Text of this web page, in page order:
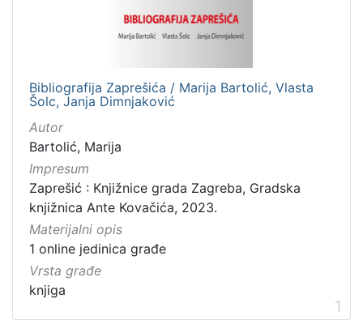
Vrsta
građe
knjiga
Bibliografija Zaprešića / Marija Bartolić, Vlasta
Šolc, Janja Dimnjaković
Autor
Bartolić, Marija
Impresum
Zaprešić : Knjižnice grada Zagreba, Gradska
knjižnica Ante Kovačića, 2023.
Materijalni opis
1 online jedinica građe
Vrsta građe
knjiga
1